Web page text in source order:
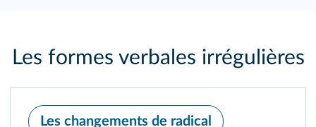
Les formes verbales irrégulières
Les changements de radical